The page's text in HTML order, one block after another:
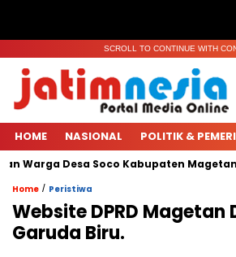
SCROLL TO CONTINUE WITH
HOME NASIONAL POLITIK &
Desa Soco Kabupaten Magetan
Home / Peristiwa
Website DPRD Magetan
Garuda Biru.